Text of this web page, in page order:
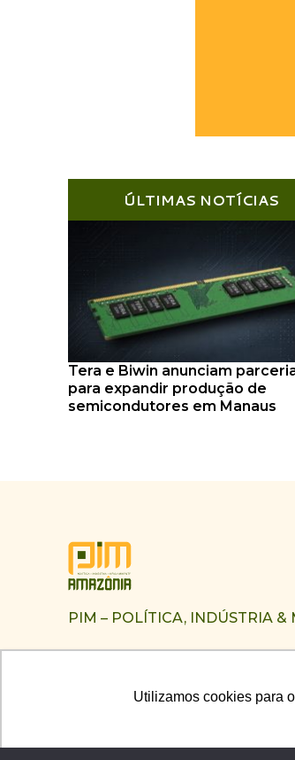
Utilizamos cookies para
Utilizamos cookies para
ÚLTIMAS NOTÍCIAS
Tera e Biwin anunciam
para expandir produção de
semicondutores em Manaus
PIM – POLÍTICA, INDÚSTRIA &